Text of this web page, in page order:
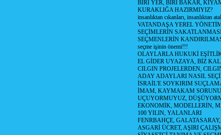
BİRİ YER, BİRİ BAKAR,
KURAKLIĞA HAZIRMIYIZ?
insanlıktan cıkanları, insanlıktan
VATANDAŞA YEREL
SEÇİMLERİN
SEÇMENLERİN
seçme işinin önemi!!!
OLAYLARLA HUKUKİ
EL GİDER UYAZAYA, BİZ
CILGIN PROJELERDEN,
ADAY ADAYLARI NASIL
İSRAİL'E SOYKIRIM
İMAM, KAYMAKAM SORUNU
UÇUYORMUYUZ,
EKONOMİK, MODELLERİN,
100 YILIN, YALANLARI
FENRBAHÇE,
ASGARİ ÜCRET, AŞIRI